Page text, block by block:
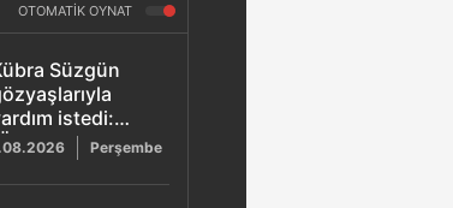
OTOMATİK OYNAT
Süzgün
istedi:
bir
Perşembe